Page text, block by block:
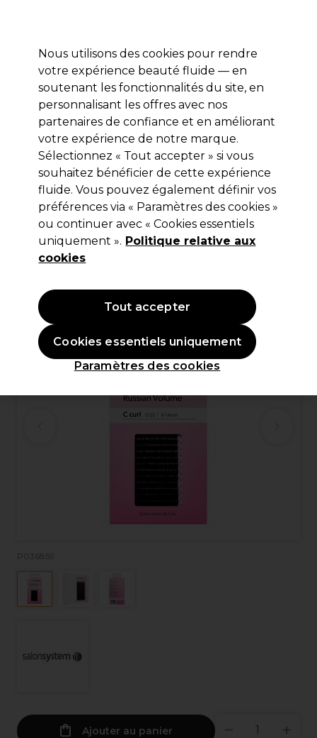
Se connecter
Marques Bons plans Coiffure Electro et Matériel
Livraison et délais
lire la suite
Salon System
Salon System Russian Volume C Curl
0.05mm
(0)
16,75 €Hors TVA
P036859
Ajouter au panier
Nous utilisons des cookies pour rendre
votre expérience beauté fluide — en
soutenant les fonctionnalités du site, en
personnalisant les offres avec nos
partenaires de confiance et en améliorant
votre expérience de notre marque.
Sélectionnez « Tout accepter » si vous
souhaitez bénéficier de cette expérience
fluide. Vous pouvez également définir vos
préférences via « Paramètres des cookies »
ou continuer avec « Cookies essentiels
uniquement ». Politique relative aux
cookies
Paramètres des cookies
Cookies essentiels uniquement
Tout accepter